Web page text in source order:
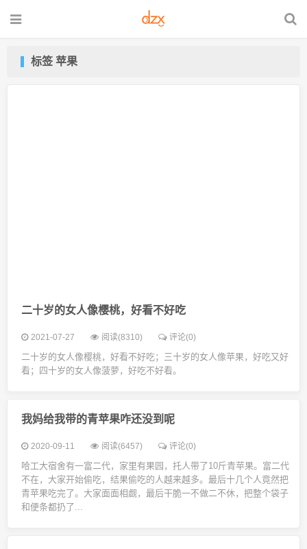
标签 苹果
二十岁的女人像樱桃，好看不好吃
2021-07-27 阅读(8310) 评论(0)
二十岁的女人像樱桃，好看不好吃；三十岁的女人像苹果，好吃又好
看；四十岁的女人像菠萝，好吃不好看。
我妈给我带的青苹果咋还没到呢
2020-09-11 阅读(6457) 评论(0)
哈工大宿舍有一富二代，家里有果园，托人带了10斤青苹果。富二代
不在，大家开始偷吃，结果偷吃的人越来越多。最后十几个人竟然把
青苹果吃完了。大家面面相觑，最后干脆一不做二不休，把整个袋子
和便条都扔了...